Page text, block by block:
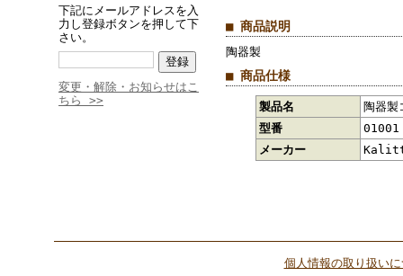
下記にメールアドレスを入
力し登録ボタンを押して下
さい。
変更・解除・お知らせはこ
ちら >>
■ 商品説明
陶器製
■ 商品仕様
製品名
陶器
型番
01001
メーカー
個人情報の取り扱い